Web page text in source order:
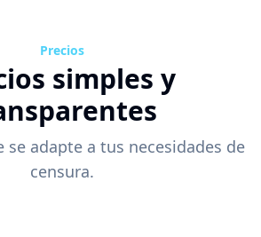
Precios
simples y
se adapte a tus necesidades de
censura.